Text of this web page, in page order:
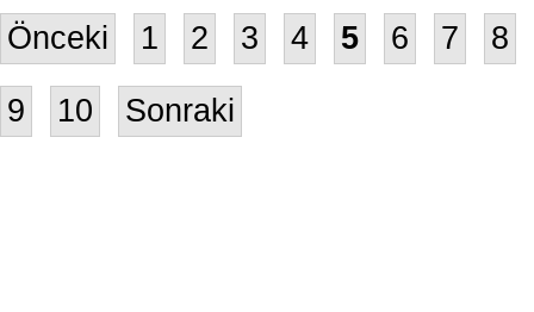
Önceki 1 2 3 4 5 6 7 8
9 10 Sonraki